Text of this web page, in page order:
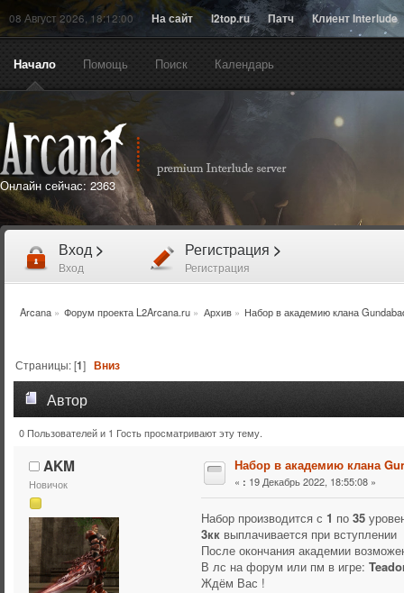
08 Август 2026, 18:12:00 На сайт l2top.ru Патч Клиент Interlude
Начало Помощь Поиск Календарь
Онлайн сейчас: 2363
Вход >
Вход
Регистрация >
Регистрация
Arcana» Форум проекта L2Arcana.ru » Архив» Набор в академию клана
Страницы: [1]Вниз
Автор
Тема: Набор в академию клана Gundabad (Прочитано
0 Пользователей и 1 Гость просматривают эту тему.
AKM
Новичок
Набор в академию клана
« : 19 Декабрь 2022, 18:55:08 »
Набор производится с 1 по 35
3кк выплачивается при
После окончания академии
В лс на форум или пм в игре:
Ждём Вас !